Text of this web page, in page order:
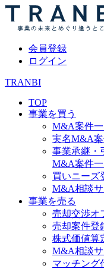
会員登録
ログイン
TRANBI
TOP
事業を買う
M&A案件
実名M&A
事業承継・
M&A案件
買いニーズ
M&A相談
事業を売る
売却交渉オ
売却案件登
株式価値算
M&A相談
マッチング